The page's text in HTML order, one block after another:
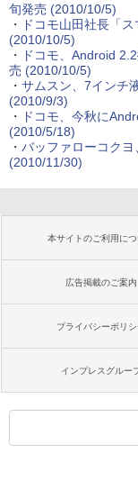
旬発売 (2010/10/5)
・
ドコモ山田社長「
(2010/10/5)
・
ドコモ、Android
売 (2010/10/5)
・ サムスン、7インチ
(2010/9/3)
・
ドコモ、今秋に
(2010/5/18)
・ バッファローコク
(2010/11/30)
本サイトのご利用につ
広告掲載のご案内
プライバシーポリシ
インプレスグルー